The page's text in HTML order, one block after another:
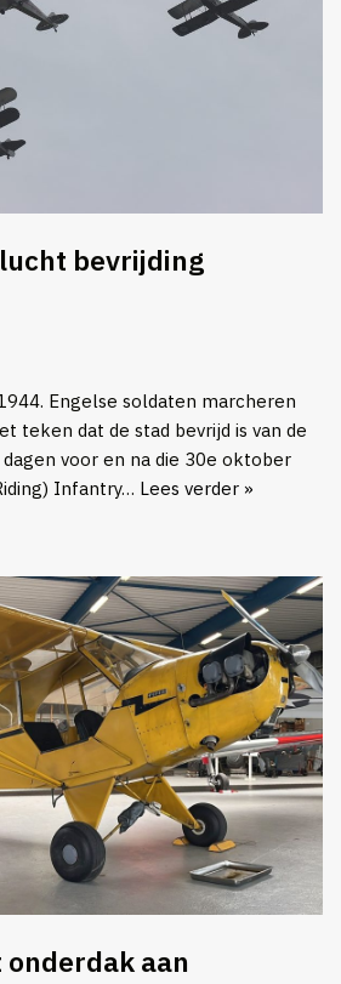
bevrijding
Engelse soldaten marcheren
teken dat de stad bevrijd is van de
voor en na die 30e oktober
Infantry… Lees verder »
aan